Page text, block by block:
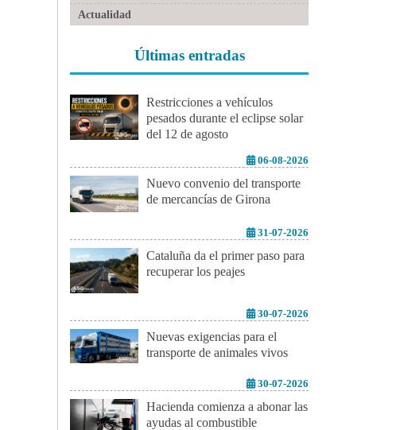
Actualidad
Últimas entradas
Restricciones a vehículos
pesados durante el eclipse solar
del 12 de agosto
06-08-2026
Nuevo convenio del transporte
de mercancías de Girona
31-07-2026
Cataluña da el primer paso para
recuperar los peajes
30-07-2026
Nuevas exigencias para el
transporte de animales vivos
30-07-2026
Hacienda comienza a abonar las
ayudas al combustible